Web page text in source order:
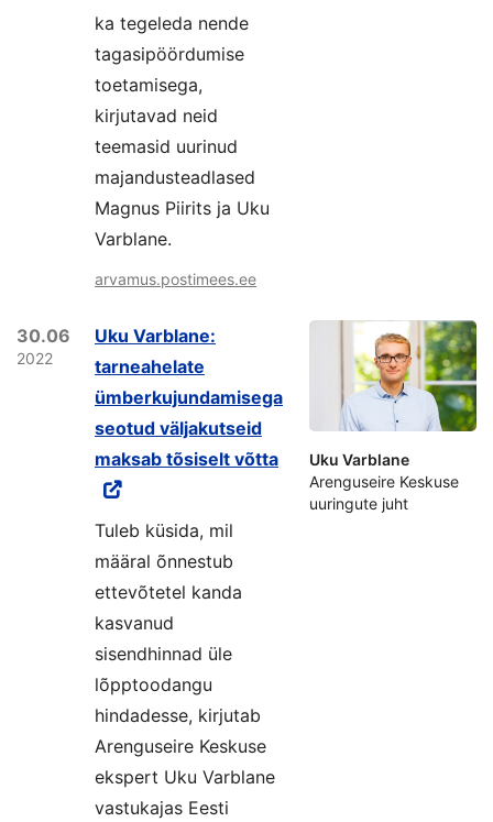
ka tegeleda nende
tagasipöördumise
toetamisega,
kirjutavad neid
teemasid uurinud
majandusteadlased
Magnus Piirits ja Uku
Varblane.
arvamus.postimees.ee
30.06
2022
Uku Varblane:
tarneahelate
ümberkujundamisega
seotud väljakutseid
maksab tõsiselt võtta
Tuleb küsida, mil
määral õnnestub
ettevõtetel kanda
kasvanud
sisendhinnad üle
lõpptoodangu
hindadesse, kirjutab
Arenguseire Keskuse
ekspert Uku Varblane
vastukajas Eesti
Uku Varblane
Arenguseire Keskuse
uuringute juht